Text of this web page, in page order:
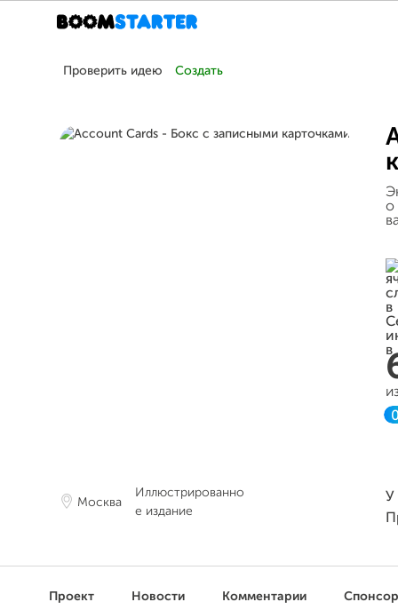
Проверить идею Создать
Москва
Иллюстрированно
е издание
о
У
Проект Новости Комментарии